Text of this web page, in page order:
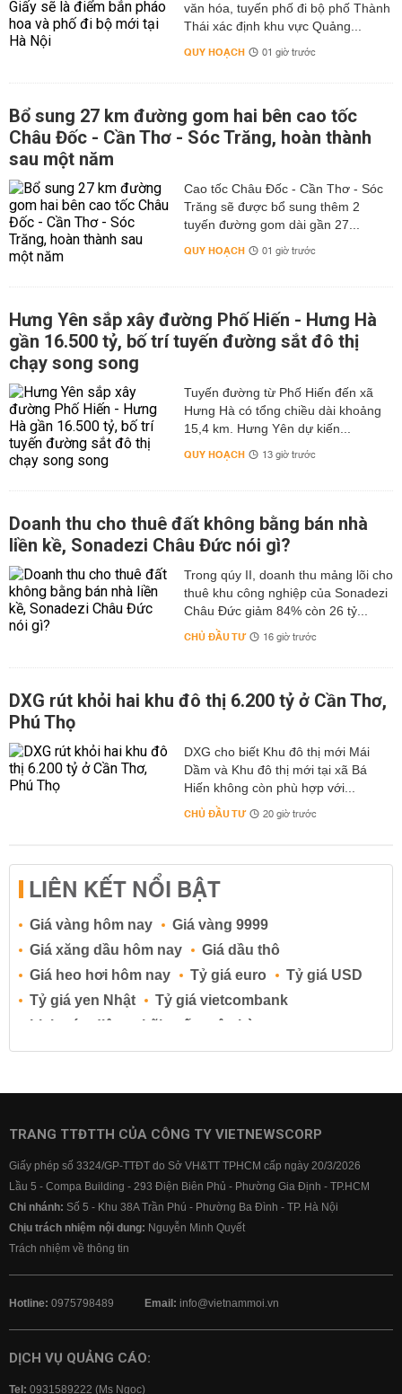
văn hóa, tuyến phố đi bộ phố Thành
Thái xác định khu vực Quảng...
QUY HOẠCH 01 giờ trước
Bổ sung 27 km đường gom hai bên cao tốc
Châu Đốc - Cần Thơ - Sóc Trăng, hoàn thành
sau một năm
Cao tốc Châu Đốc - Cần Thơ - Sóc
Trăng sẽ được bổ sung thêm 2
tuyến đường gom dài gần 27...
QUY HOẠCH 01 giờ trước
Hưng Yên sắp xây đường Phố Hiến - Hưng Hà
gần 16.500 tỷ, bố trí tuyến đường sắt đô thị
chạy song song
Tuyến đường từ Phố Hiến đến xã
Hưng Hà có tổng chiều dài khoảng
15,4 km. Hưng Yên dự kiến...
QUY HOẠCH 13 giờ trước
Doanh thu cho thuê đất không bằng bán nhà
liền kề, Sonadezi Châu Đức nói gì?
Trong qúy II, doanh thu mảng lõi cho
thuê khu công nghiệp của Sonadezi
Châu Đức giảm 84% còn 26 tỷ...
CHỦ ĐẦU TƯ 16 giờ trước
DXG rút khỏi hai khu đô thị 6.200 tỷ ở Cần Thơ,
Phú Thọ
DXG cho biết Khu đô thị mới Mái
Dầm và Khu đô thị mới tại xã Bá
Hiến không còn phù hợp với...
CHỦ ĐẦU TƯ 20 giờ trước
LIÊN KẾT NỔI BẬT
Giá vàng hôm nay
Giá vàng 9999
Giá xăng dầu hôm nay
Giá dầu thô
Giá heo hơi hôm nay
Tỷ giá euro
Tỷ giá USD
Tỷ giá yen Nhật
Tỷ giá vietcombank
Lịch cúp điện
Lãi suất ngân hàng
Lãi suất tiết kiệm
Lãi suất tiền gửi
Lãi suất ngân hàng BIDV
Lãi suất ngân hàng Vietcombank
TRANG TTĐTTH CỦA CÔNG TY VIETNEWSCORP
Giấy phép số 3324/GP-TTĐT do Sở VH&TT TPHCM cấp ngày 20/3/2026
Lầu 5 - Compa Building - 293 Điện Biên Phủ - Phường Gia Định - TP.HCM
Chi nhánh: Số 5 - Khu 38A Trần Phú - Phường Ba Đình - TP. Hà Nội
Chịu trách nhiệm nội dung: Nguyễn Minh Quyết
Trách nhiệm về thông tin
Hotline: 0975798489 Email: info@vietnammoi.vn
DỊCH VỤ QUẢNG CÁO:
Tel: 0931589222 (Ms Ngọc)